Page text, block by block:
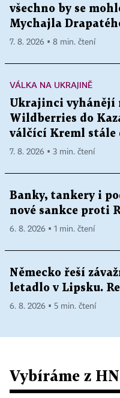
všechno by se
Mychajla
7. 8. 2026 ▪ 8 min. čtení
VÁLKA NA UKRAJINĚ
Ukrajinci vyhánějí
Wildberries do
válčící Kreml stále
7. 8. 2026 ▪ 3 min. čtení
Banky, tankery i
nové sankce proti
6. 8. 2026 ▪ 1 min. čtení
Německo řeší
letadlo v Lipsku.
6. 8. 2026 ▪ 5 min. čtení
Vybíráme z HN